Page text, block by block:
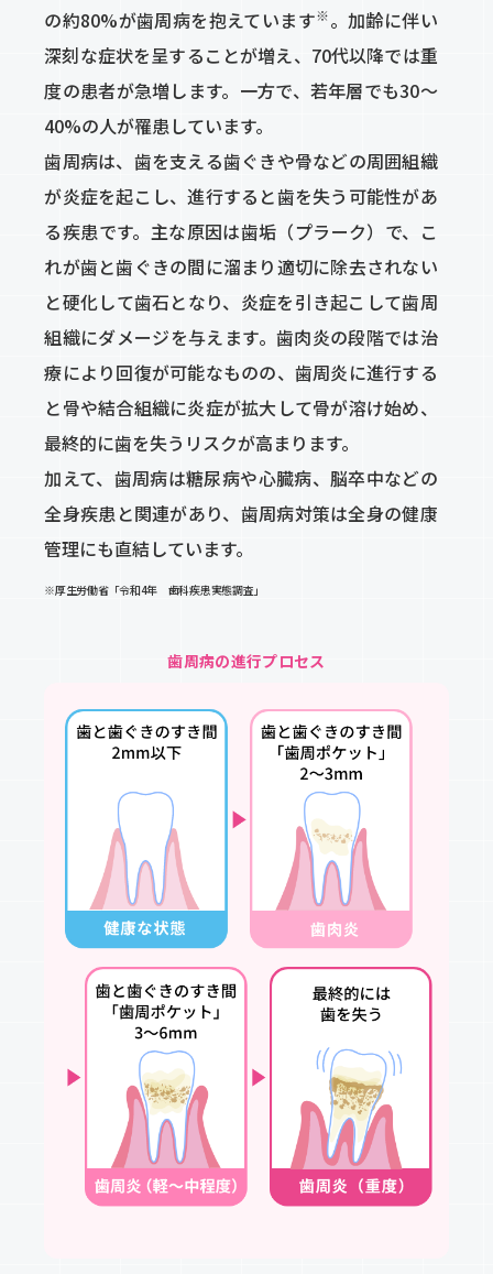
の約80%が歯周病を抱えています※。加齢に伴い
深刻な症状を呈することが増え、70代以降では重
度の患者が急増します。一方で、若年層でも30～
40%の人が罹患しています。
歯周病は、歯を支える歯ぐきや骨などの周囲組織
が炎症を起こし、進行すると歯を失う可能性があ
る疾患です。主な原因は歯垢（プラーク）で、こ
れが歯と歯ぐきの間に溜まり適切に除去されない
と硬化して歯石となり、炎症を引き起こして歯周
組織にダメージを与えます。歯肉炎の段階では治
療により回復が可能なものの、歯周炎に進行する
と骨や結合組織に炎症が拡大して骨が溶け始め、
最終的に歯を失うリスクが高まります。
加えて、歯周病は糖尿病や心臓病、脳卒中などの
全身疾患と関連があり、歯周病対策は全身の健康
管理にも直結しています。
※厚生労働省「令和4年 歯科疾患実態調査」
歯周病の進行プロセス